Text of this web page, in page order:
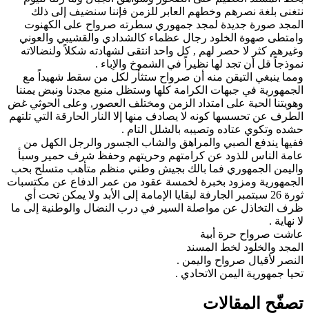
نتغنى بلغة نصرهم وخطهم العابر للزمن فإننا سنضيف إلى ذلك
المجد صورة جديدة لمجد جمهوري سطرته صرواح على الكهنوت
وامتطى صهوة الخلود رجال عظماء كالشدادي والقشيبي والعوني
وغيرهم كثر لا حصر لهم , كل واحد انتقى لشهادته شكلاً ولنضالاته
نموذجاً قل أن تجد لها نظيراً في الشموخ والإباء .
ومما ينبغي التيقن منه أن صرواح ستثأر لكل من سقط شهيداً مع
الجمهورية في جبهات الكرامة كلها وستظل منبع مجدنا ونبض يمننا
وهويتنا الحية على امتداد الزمن ومختلف العصور, وعلى الحوثي غض
الطرف عن تحسسها كونه لا يصادف منها إلا النار الحارقة التي تلتهم
حشده وتكوي عتاده وتصيبه بالشلل التام .
ففيها يندفع الصبي والمراهق والشاب الجسور والرجل الكهل من
عامة الناس للذود عن كرامتهم وحريتهم وحفظ شرف حمير وسبأ
واليمن الجمهوري فما بالك بجيش وطني منظم متأهب متسلح بحب
الجمهورية ومزود بخبرة لخمسة عقود من عمر الدفاع عن مكتسبات
ثورة 26 سبتمبر الجارفة لبقايا الإمامة إلى الأبد ولا يمكن تحت أي
ظرف التخاذل عن مواصلة السير في درب النضال والوطنية إلى ما
لا نهاية .
عاشت صرواح حرة أبية
المجد والخلود لخط المسند
النصر لأقيال صرواح واليمن .
تحيا جمهورية اليمن الاتحادي .
تصفّح المقالات